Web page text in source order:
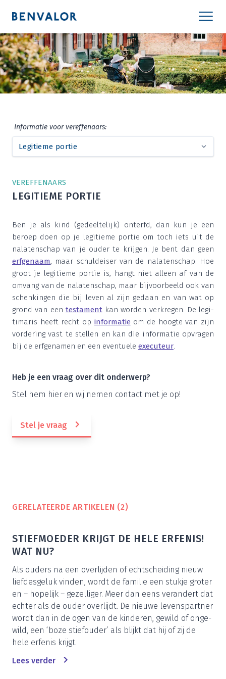
Infor­ma­tie voor vereffenaars:
VER­EF­FE­NAARS
LEGI­TIE­ME PORTIE
Ben je als kind (gedeel­te­lijk) ont­erfd, dan kun je een
beroep doen op je legi­tie­me por­tie om toch iets uit de
nala­ten­schap van je ouder te krij­gen. Je bent dan geen
erf­ge­naam, maar schuld­ei­ser van de nala­ten­schap. Hoe
groot je legi­tie­me por­tie is, hangt niet alleen af van de
omvang van de nala­ten­schap, maar bij­voor­beeld ook van
schen­kin­gen die bij leven al zijn gedaan en van wat op
grond van een tes­ta­mentkan wor­den ver­kre­gen. De legi­
ti­ma­ris heeft recht op infor­ma­tie om de hoog­te van zijn
vor­de­ring vast te stel­len en kan die infor­ma­tie opvra­gen
bij de erf­ge­na­men en een even­tu­e­le exe­cu­teur.
Heb je een vraag over dit onderwerp?
Stel hem hier en wij nemen con­tact met je op!
Stel je vraag
GERE­LA­TEER­DE ARTI­KE­LEN (2)
STIEF­MOE­DER KRIJGT DE HELE ERFE­NIS!
WAT NU?
Als ouders na een over­lij­den of echt­schei­ding nieuw
lief­des­ge­luk vin­den, wordt de fami­lie een stuk­je gro­ter
en – hope­lijk – gezel­li­ger. Meer dan eens ver­an­dert dat
ech­ter als de ouder over­lijdt. De nieu­we levens­part­ner
wordt dan in de ogen van de kin­de­ren, gewild of onge­
wild, een ‘boze stief­ou­der’ als blijkt dat hij of zij de
hele erfe­nis krijgt.
Lees ver­der